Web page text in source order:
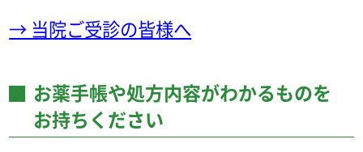
→ 当院ご受診の皆様へ
お薬手帳や処方内容がわかるものを
お持ちください